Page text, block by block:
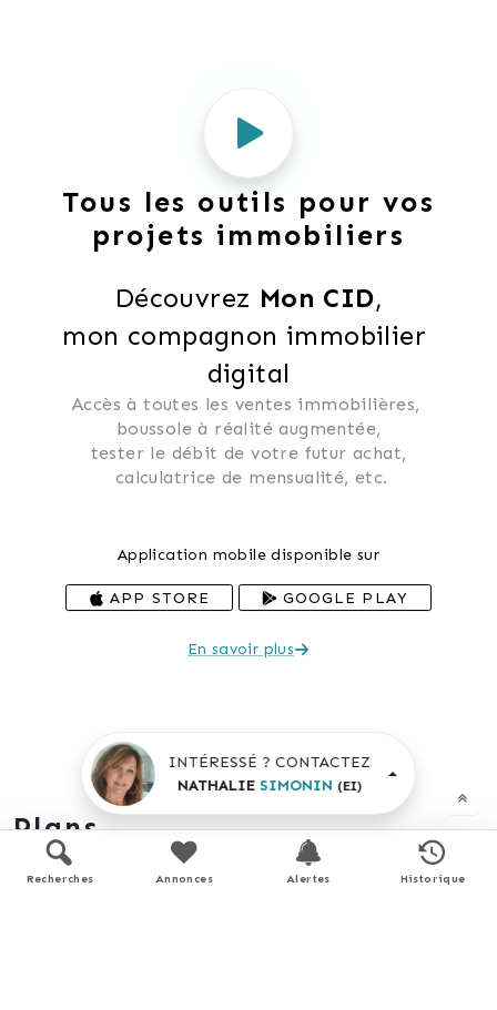
Tous les outils pour vos
projets immobiliers
Découvrez Mon CID,
mon compagnon immobilier
digital
Accès à toutes les ventes immobilières,
boussole à réalité augmentée,
tester le débit de votre futur achat,
calculatrice de mensualité, etc.
Application mobile disponible sur
APP STORE GOOGLE PLAY
En savoir plus
Plans
INTÉRESSÉ ? CONTACTEZ
NATHALIE SIMONIN (EI)
Recherches Annonces Alertes Historique